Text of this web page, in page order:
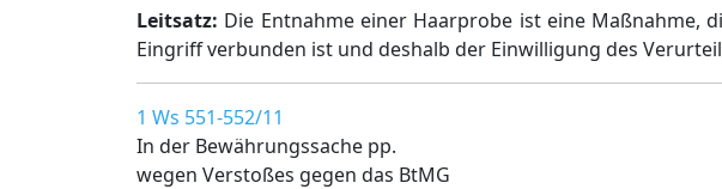
Leitsatz: Die Entnahme einer Haarprobe ist eine Maßnahme,
Eingriff verbunden ist und deshalb der Einwilligung des
1 Ws 551-552/11
In der Bewährungssache pp.
wegen Verstoßes gegen das BtMG